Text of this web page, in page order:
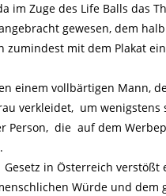
Zuge des Life Balls das
gewesen, dem
mit dem Plakat
einem vollbärtigen Mann,
verkleidet, um wenigstens
die auf dem
in Österreich verstößt
Würde und dem